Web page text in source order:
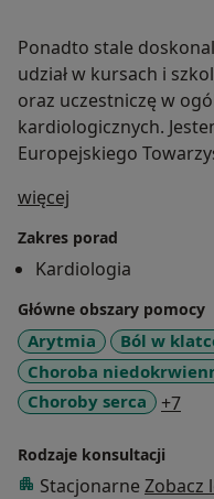
Ponadto stale
udział w kursach i
oraz uczestniczę w
kardiologicznych.
Europejskiego
więcej
Zakres porad
Kardiologia
Główne obszary pomocy
Arytmia
Ból w
Choroba
Choroby serca
+7
Rodzaje konsultacji
Stacjonarne Zobacz